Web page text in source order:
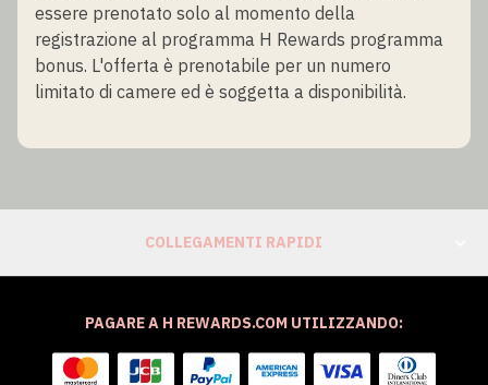
essere prenotato solo al momento della
registrazione al programma H Rewards programma
bonus. L'offerta è prenotabile per un numero
limitato di camere ed è soggetta a disponibilità.
COLLEGAMENTI RAPIDI
PAGARE A H REWARDS.COM UTILIZZANDO: